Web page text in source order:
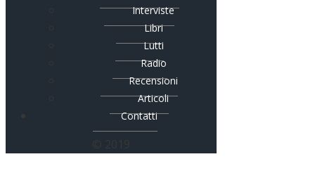
Interviste
Libri
Lutti
Radio
Recensioni
Articoli
Contatti